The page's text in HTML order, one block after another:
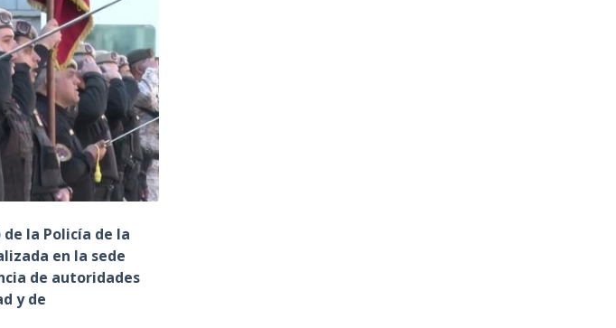
la Policía de la
en la sede
de autoridades
y de